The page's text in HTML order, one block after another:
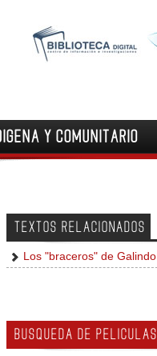
Y COMUNITARIO
TEXTOS RELACIONADOS
Los "braceros" de Galindo
BUSQUEDA DE PELICULAS